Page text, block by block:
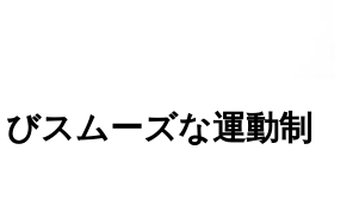
スムーズな運動制